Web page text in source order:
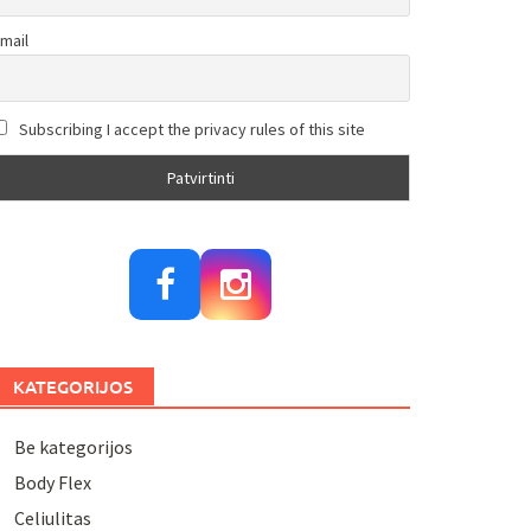
Subscribing I accept the privacy rules of this site
KATEGORIJOS
Be kategorijos
Body Flex
Celiulitas